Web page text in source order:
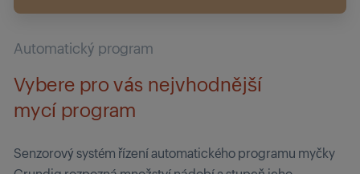
Automatický program
Vybere pro vás nejvhodnější
mycí program
Senzorový systém řízení automatického programu myčky